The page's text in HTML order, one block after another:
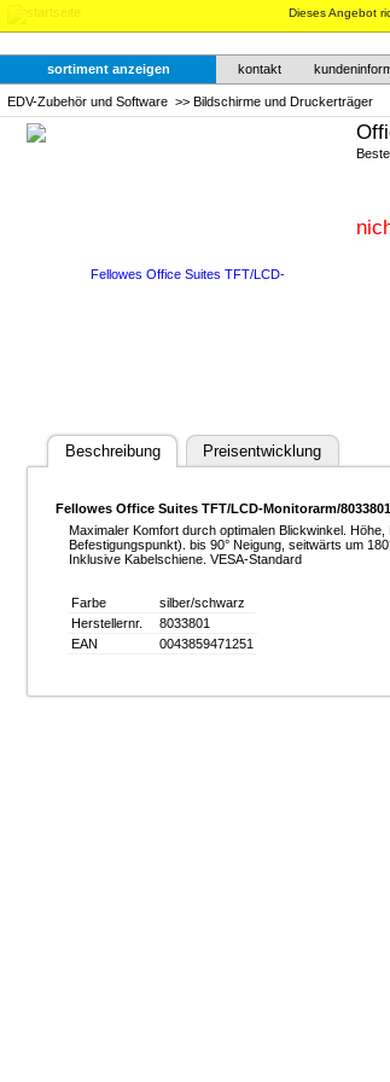
Dieses Angebot
sortiment anzeigen kontakt
EDV-Zubehör und Software>> Bildschirme und Druckerträger
Beschreibung Preisentwicklung
Fellowes Office Suites TFT/LCD-Monitorarm/
Maximaler Komfort durch optimalen Blickwinkel.
Befestigungspunkt). bis 90° Neigung, seitwärts um
Inklusive Kabelschiene. VESA-Standard
Farbe
silber/schwarz
Herstellernr.
8033801
EAN
0043859471251